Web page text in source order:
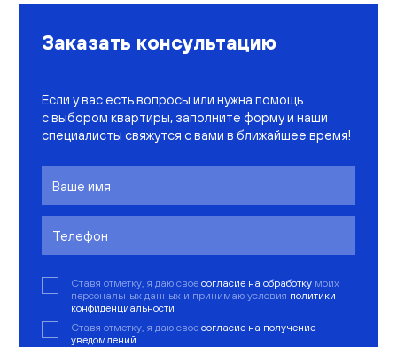
Заказать консультацию
Если у вас есть вопросы или нужна помощь
с выбором квартиры, заполните форму и наши
специалисты свяжутся с вами в ближайшее время!
Ставя отметку, я даю свое согласие на обработку моих
персональных данных и принимаю условия политики
конфиденциальности
Ставя отметку, я даю свое согласие на получение
уведомлений